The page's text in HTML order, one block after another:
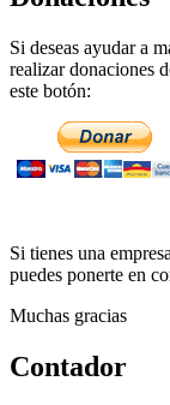
Si deseas ayudar a
realizar donaciones
este botón:
Si tienes una
puedes ponerte en
Muchas gracias
Contador